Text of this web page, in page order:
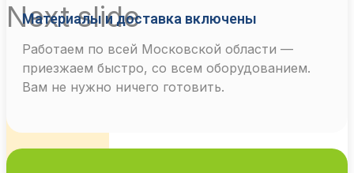
Next slide
Материалы и доставка включены
Работаем по всей Московской области —
приезжаем быстро, со всем оборудованием.
Вам не нужно ничего готовить.